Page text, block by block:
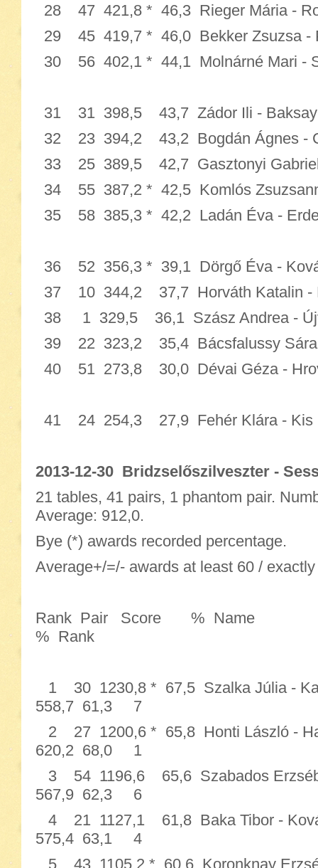
28 47 421,8 * 46,3 Rieger Mária -
29 45 419,7 * 46,0 Bekker
30 56 402,1 * 44,1 Molnárné Mari
31 31 398,5 43,7 Zádor Ili -
32 23 394,2 43,2 Bogdán Ágnes
33 25 389,5 42,7 Gasztonyi
34 55 387,2 * 42,5 Komlós
35 58 385,3 * 42,2 Ladán Éva -
36 52 356,3 * 39,1 Dörgő Éva -
37 10 344,2 37,7 Horváth Katalin -
38 1 329,5 36,1 Szász Andrea -
39 22 323,2 35,4 Bácsfalussy
40 51 273,8 30,0 Dévai Géza -
41 24 254,3 27,9 Fehér Klára - Kis
2013-12-30 Bridzselőszilveszter -
21 tables, 41 pairs, 1 phantom pair.
Average: 912,0.
Bye (*) awards recorded percentage.
Average+/=/- awards at least 60 /
Rank Pair Score %
% Rank
1 30 1230,8 * 67,5 Szalka Júlia -
558,7 61,3 7
2 27 1200,6 * 65,8 Honti László -
620,2 68,0 1
3 54 1196,6 65,6 Szabados
567,9 62,3 6
4 21 1127,1 61,8 Baka Tibor -
575,4 63,1 4
5 43 1105,2 * 60,6 Koronknay